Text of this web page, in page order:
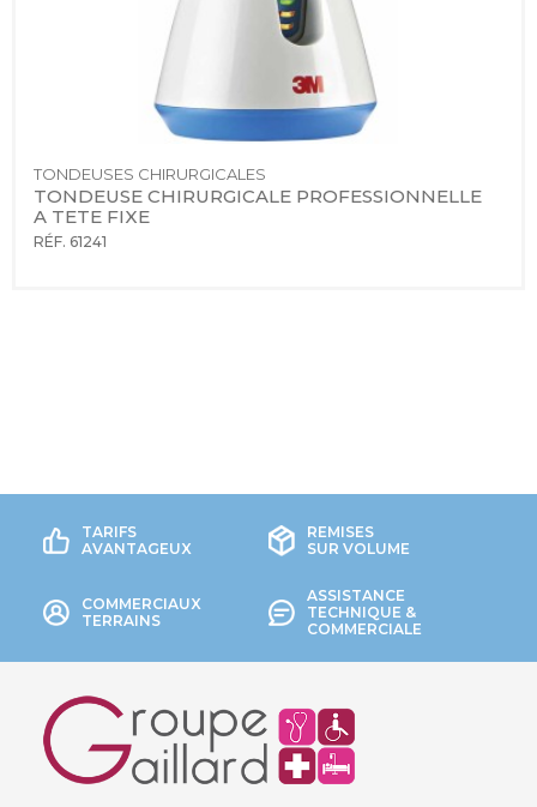
TONDEUSES CHIRURGICALES
TONDEUSE CHIRURGICALE PROFESSIONNELLE
A TETE FIXE
RÉF. 61241
TARIFS
AVANTAGEUX
REMISES
SUR VOLUME
COMMERCIAUX
TERRAINS
ASSISTANCE
TECHNIQUE &
COMMERCIALE